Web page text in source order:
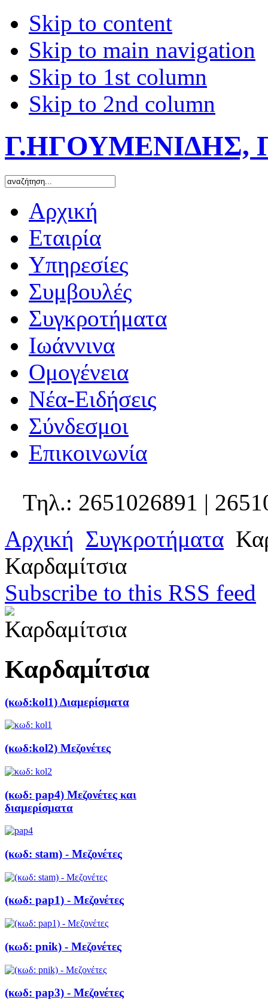
Skip to content
Skip to main navigation
Skip to 1st column
Skip to 2nd column
Γ.ΗΓΟΥΜΕΝΙΔΗΣ,
Αρχική
Εταιρία
Υπηρεσίες
Συμβουλές
Συγκροτήματα
Ιωάννινα
Ομογένεια
Νέα-Ειδήσεις
Σύνδεσμοι
Επικοινωνία
Τηλ.: 2651026891 |
Αρχική Συγκροτήματα
Καρδαμίτσια
Subscribe to this RSS feed
Καρδαμίτσια
(κωδ:kol1) Διαμερίσματα
(κωδ:kol2) Mεζονέτες
(κωδ: pap4) Μεζονέτες και
διαμερίσματα
(κωδ: stam) - Μεζονέτες
(κωδ: pap1) - Μεζονέτες
(κωδ: pnik) - Μεζονέτες
(κωδ: pap3) - Μεζονέτες